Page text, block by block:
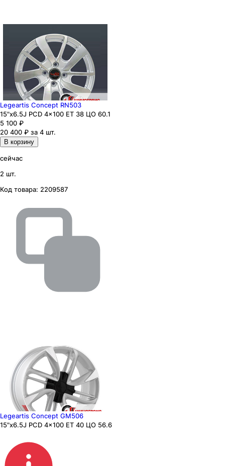
Legeartis Concept RN503
15"x6.5J PCD 4x100 ЕТ 38 ЦО 60.1
5 100 ₽
20 400 ₽ за 4 шт.
В корзину
сейчас
2 шт.
Код товара: 2209587
Legeartis Concept GM506
15"x6.5J PCD 4x100 ЕТ 40 ЦО 56.6